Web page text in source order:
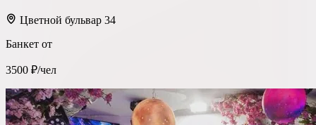
Тип площадки
Ресторан
Цветной бульвар 34
Банкет от
3500 ₽/чел